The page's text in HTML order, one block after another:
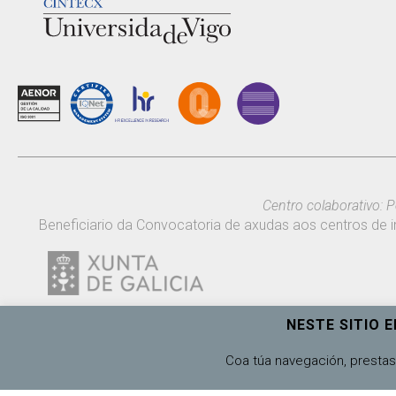
Centro colaborativo:
Beneficiario da Convocatoria de axudas aos centros de
NESTE SITIO
Coa túa navegación,